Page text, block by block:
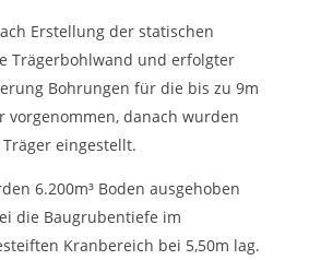
Erstellung der statischen
Trägerbohlwand und erfolgter
Bohrungen für die bis zu 9m
vorgenommen, danach wurden
Träger eingestellt.
6.200m³ Boden ausgehoben
die Baugrubentiefe im
Kranbereich bei 5,50m lag.